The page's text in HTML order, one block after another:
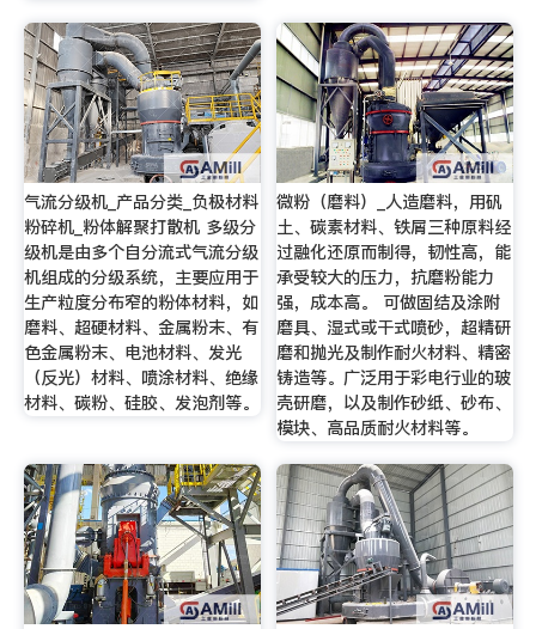
气流分级机_产品分类_负极材料
粉碎机_粉体解聚打散机 多级分
级机是由多个自分流式气流分级
机组成的分级系统，主要应用于
生产粒度分布窄的粉体材料，如
磨料、超硬材料、金属粉末、有
色金属粉末、电池材料、发光
（反光）材料、喷涂材料、绝缘
材料、碳粉、硅胶、发泡剂等。
微粉（磨料）_人造磨料，用矾
土、碳素材料、铁屑三种原料经
过融化还原而制得，韧性高，能
承受较大的压力，抗磨粉能力
强，成本高。 可做固结及涂附
磨具、湿式或干式喷砂，超精研
磨和抛光及制作耐火材料、精密
铸造等。广泛用于彩电行业的玻
壳研磨，以及制作砂纸、砂布、
模块、高品质耐火材料等。